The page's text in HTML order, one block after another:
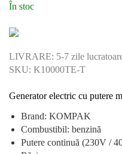
În stoc
LIVRARE: 5-7 zile
SKU: K10000TE-T
Generator electric cu putere
Brand: KOMPAK
Combustibil: benzină
Putere continuă (230V /